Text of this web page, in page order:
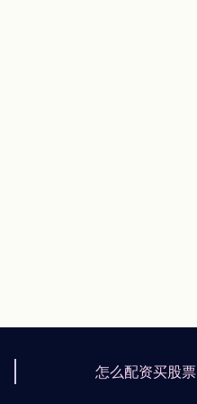
怎么配资买股票